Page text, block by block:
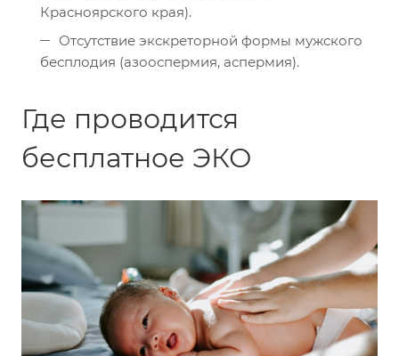
Красноярского края).
Отсутствие экскреторной формы мужского
бесплодия (азооспермия, аспермия).
Где проводится
бесплатное ЭКО